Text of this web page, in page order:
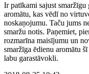
Ir patīkami sajust
aromātu, kas vēdī no
noskaņojumu. Taču jums
smaržu notis. Paņemiet,
rozmarīna maisījumu un
smaržīga ēdienu aromātu
labu garastāvokli.